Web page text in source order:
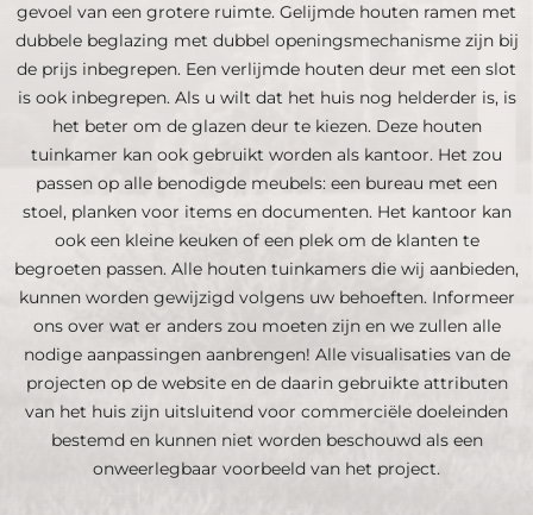
gevoel van een grotere ruimte. Gelijmde houten ramen met
dubbele beglazing met dubbel openingsmechanisme zijn bij
de prijs inbegrepen. Een verlijmde houten deur met een slot
is ook inbegrepen. Als u wilt dat het huis nog helderder is, is
het beter om de glazen deur te kiezen. Deze houten
tuinkamer kan ook gebruikt worden als kantoor. Het zou
passen op alle benodigde meubels: een bureau met een
stoel, planken voor items en documenten. Het kantoor kan
ook een kleine keuken of een plek om de klanten te
begroeten passen. Alle houten tuinkamers die wij aanbieden,
kunnen worden gewijzigd volgens uw behoeften. Informeer
ons over wat er anders zou moeten zijn en we zullen alle
nodige aanpassingen aanbrengen! Alle visualisaties van de
projecten op de website en de daarin gebruikte attributen
van het huis zijn uitsluitend voor commerciële doeleinden
bestemd en kunnen niet worden beschouwd als een
onweerlegbaar voorbeeld van het project.